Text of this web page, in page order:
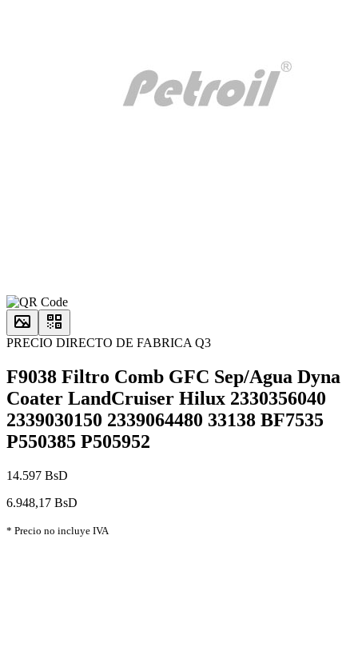
PRECIO DIRECTO DE FABRICA Q3
F9038 Filtro Comb GFC Sep/Agua Dyna
Coater LandCruiser Hilux 2330356040
2339030150 2339064480 33138 BF7535
P550385 P505952
14.597 BsD
6.948,17 BsD
* Precio no incluye IVA